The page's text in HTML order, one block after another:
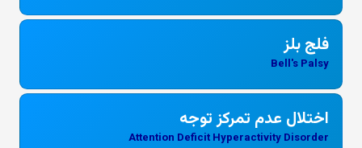
فلج بلز
Bell's Palsy
اختلال عدم تمرکز توجه
Attention Deficit Hyperactivity Disorder